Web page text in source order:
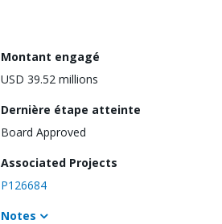
Montant engagé
USD 39.52 millions
Dernière étape atteinte
Board Approved
Associated Projects
P126684
Notes